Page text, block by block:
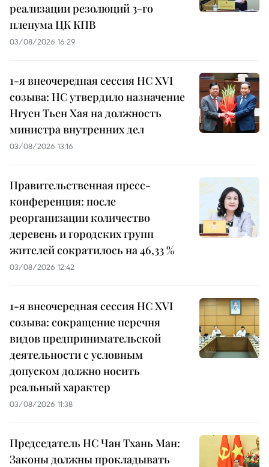
реализации резолюций 3-го
пленума ЦК КПВ
03/08/2026 16:29
1-я внеочередная сессия НС XVI
созыва: НС утвердило назначение
Нгуен Тьен Хая на должность
министра внутренних дел
03/08/2026 13:16
Правительственная пресс-
конференция: после
реорганизации количество
деревень и городских групп
жителей сократилось на 46,33 %
03/08/2026 12:42
1-я внеочередная сессия НС XVI
созыва: сокращение перечня
видов предпринимательской
деятельности с условным
допуском должно носить
реальный характер
03/08/2026 11:38
Председатель НС Чан Тхань Ман:
Законы должны прокладывать